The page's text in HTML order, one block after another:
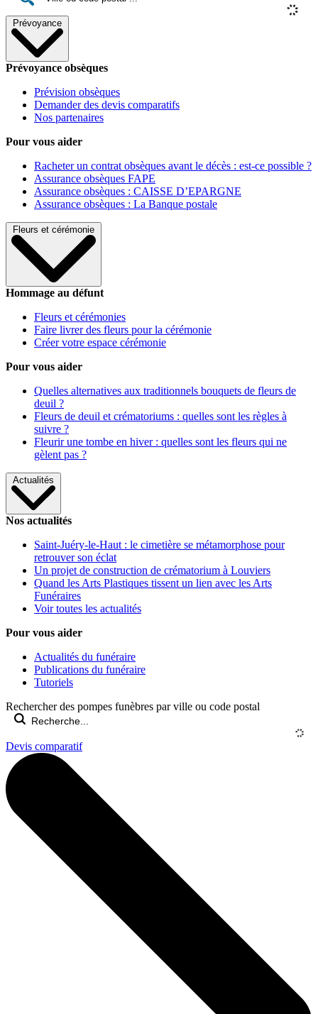
Prévoyance
Prévoyance obsèques
Prévision obsèques
Demander des devis comparatifs
Nos partenaires
Pour vous aider
Racheter un contrat obsèques avant le décès : est-ce possible ?
Assurance obsèques FAPE
Assurance obsèques : CAISSE D’EPARGNE
Assurance obsèques : La Banque postale
Fleurs et cérémonie
Hommage au défunt
Fleurs et cérémonies
Faire livrer des fleurs pour la cérémonie
Créer votre espace cérémonie
Pour vous aider
Quelles alternatives aux traditionnels bouquets de fleurs de
deuil ?
Fleurs de deuil et crématoriums : quelles sont les règles à
suivre ?
Fleurir une tombe en hiver : quelles sont les fleurs qui ne
gèlent pas ?
Actualités
Nos actualités
Saint-Juéry-le-Haut : le cimetière se métamorphose pour
retrouver son éclat
Un projet de construction de crématorium à Louviers
Quand les Arts Plastiques tissent un lien avec les Arts
Funéraires
Voir toutes les actualités
Pour vous aider
Actualités du funéraire
Publications du funéraire
Tutoriels
Rechercher des pompes funèbres par ville ou code postal
Devis comparatif